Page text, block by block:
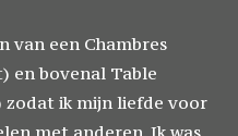
van een Chambres
en bovenal Table
zodat ik mijn liefde voor
met anderen. Ik was